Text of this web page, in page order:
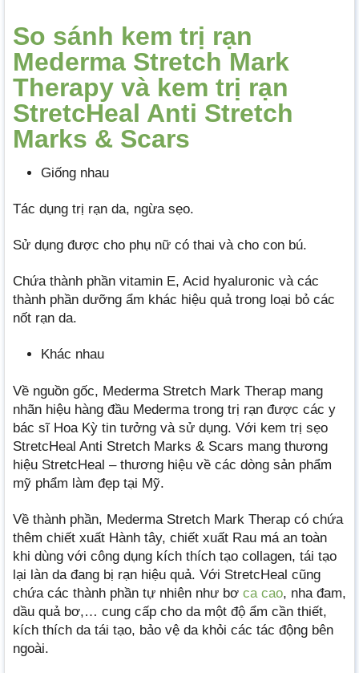
So sánh kem trị rạn
Mederma Stretch Mark
Therapy và kem trị rạn
StretcHeal Anti Stretch
Marks & Scars
Giống nhau
Tác dụng trị rạn da, ngừa sẹo.
Sử dụng được cho phụ nữ có thai và cho con bú.
Chứa thành phần vitamin E, Acid hyaluronic và các
thành phần dưỡng ẩm khác hiệu quả trong loại bỏ các
nốt rạn da.
Khác nhau
Về nguồn gốc, Mederma Stretch Mark Therap mang
nhãn hiệu hàng đầu Mederma trong trị rạn được các y
bác sĩ Hoa Kỳ tin tưởng và sử dụng. Với kem trị sẹo
StretcHeal Anti Stretch Marks & Scars mang thương
hiệu StretcHeal – thương hiệu về các dòng sản phẩm
mỹ phẩm làm đẹp tại Mỹ.
Về thành phần, Mederma Stretch Mark Therap có chứa
thêm chiết xuất Hành tây, chiết xuất Rau má an toàn
khi dùng với công dụng kích thích tạo collagen, tái tạo
lại làn da đang bị rạn hiệu quả. Với StretcHeal cũng
chứa các thành phần tự nhiên như bơ ca cao, nha đam,
dầu quả bơ,… cung cấp cho da một độ ẩm cần thiết,
kích thích da tái tạo, bảo vệ da khỏi các tác động bên
ngoài.